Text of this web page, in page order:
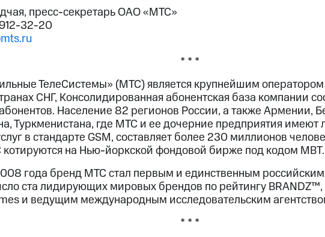
пресс-секретарь ОАО «МТС»
32-20
* * *
ТелеСистемы» (МТС) является крупнейшим
СНГ, Консолидированная абонентская база компании
Население 82 регионов России, а также Армении,
Туркменистана, где МТС и ее дочерние предприятия имеют
в стандарте GSM, составляет более 230 миллионов
на Нью-йоркской фондовой бирже под кодом MBT.
года бренд МТС стал первым и единственным
ста лидирующих мировых брендов по рейтингу
и ведущим международным исследовательским
* * *